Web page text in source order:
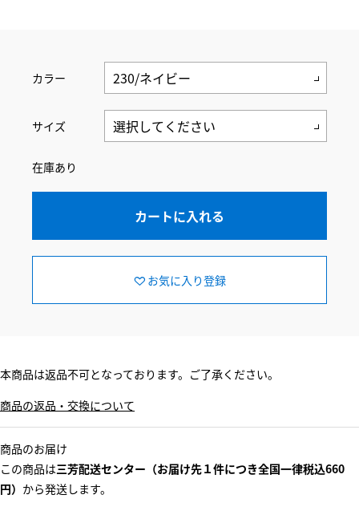
カラー
サイズ
在庫あり
カートに入れる
お気に入り登録
本商品は返品不可となっております。ご了承ください。
商品の返品・交換について
商品のお届け
この商品は三芳配送センター（お届け先１件につき全国一律税込660
円） から発送します。